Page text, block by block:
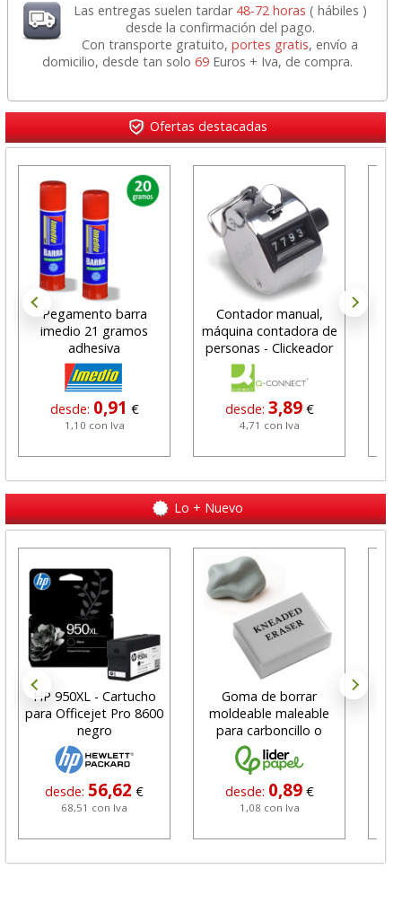
Las entregas suelen tardar 48-72 horas ( hábiles )
desde la confirmación del pago.
Con transporte gratuito,portes gratis, envío a
domicilio, desde tan solo69 Euros + Iva, de compra.
Ofertas destacadas
Pegamento barra
imedio 21 gramos
adhesiva
desde: 0,91 €
1,10 con Iva
Contador manual,
máquina contadora de
personas - Clickeador
desde: 3,89 €
4,71 con Iva
Lo + Nuevo
HP 950XL - Cartucho
para Officejet Pro 8600
negro
desde: 56,62 €
68,51 con Iva
Goma de borrar
moldeable maleable
para carboncillo o
grafito
desde: 0,89 €
1,08 con Iva